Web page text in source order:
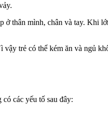
thân mình, chân và tay. Khi
trẻ có thể kém ăn và ngủ
các yếu tố sau đây: